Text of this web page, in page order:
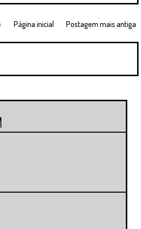
Postagem mais antiga
Página inicial